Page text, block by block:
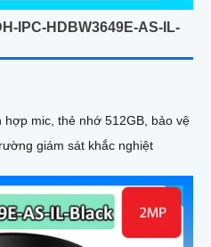
IPC-HDBW3649E-AS-IL-
mic, thẻ nhớ 512GB, bảo vệ
giám sát khắc nghiệt